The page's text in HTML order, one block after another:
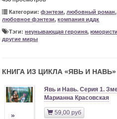
Категории:фэнтези, любовный роман
любовное фэнтези,компания иддк
Тэги:неунывающая героиня,
другие миры
КНИГА ИЗ ЦИКЛА «ЯВЬ И НАВЬ»
»
Явь и Навь. Серия 1.
Марианна Красовская
59,00 руб